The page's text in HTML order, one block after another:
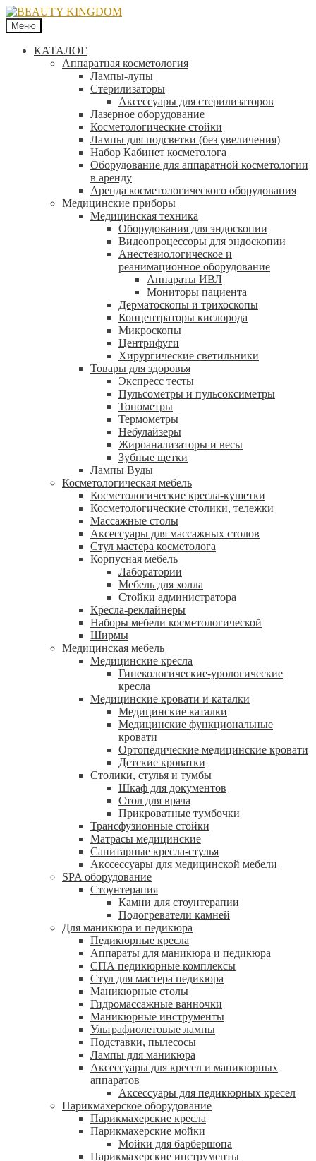
Меню
КАТАЛОГ
Аппаратная косметология
Лампы-лупы
Стерилизаторы
Аксессуары для стерилизаторов
Лазерное оборудование
Косметологические стойки
Лампы для подсветки (без увеличения)
Набор Кабинет косметолога
Оборудование для аппаратной косметологии
в аренду
Аренда косметологического оборудования
Медицинские приборы
Медицинская техника
Оборудования для эндоскопии
Видеопроцессоры для эндоскопии
Анестезиологическое и
реанимационное оборудование
Аппараты ИВЛ
Мониторы пациента
Дерматоскопы и трихоскопы
Концентраторы кислорода
Микроскопы
Центрифуги
Xирургические светильники
Товары для здоровья
Экспресс тесты
Пульсометры и пульсоксиметры
Тонометры
Термометры
Небулайзеры
Жироанализаторы и весы
Зубные щетки
Лампы Вуды
Косметологическая мебель
Косметологические кресла-кушетки
Косметологические столики, тележки
Массажные столы
Аксессуары для массажных столов
Стул мастера косметолога
Корпусная мебель
Лаборатории
Мебель для холла
Стойки администратора
Кресла-реклайнеры
Наборы мебели косметологической
Ширмы
Медицинская мебель
Медицинские кресла
Гинекологические-урологические
кресла
Медицинские кровати и каталки
Медицинские каталки
Медицинские функциональные
кровати
Ортопедические медицинские кровати
Детские кроватки
Столики, стулья и тумбы
Шкаф для документов
Стол для врача
Прикроватные тумбочки
Трансфузионные стойки
Матрасы медицинские
Санитарные кресла-стулья
Акссессуары для медицинской мебели
SPA оборудование
Стоунтерапия
Камни для стоунтерапии
Подогреватели камней
Для маникюра и педикюра
Педикюрные кресла
Аппараты для маникюра и педикюра
СПА педикюрные комплексы
Стул для мастера педикюра
Маникюрные столы
Гидромассажные ванночки
Маникюрные инструменты
Ультрафиолетовые лампы
Подставки, пылесосы
Лампы для маникюра
Аксессуары для кресел и маникюрных
аппаратов
Аксессуары для педикюрных кресел
Парикмахерское оборудование
Парикмахерские кресла
Парикмахерские мойки
Мойки для барбершопа
Парикмахерские инструменты